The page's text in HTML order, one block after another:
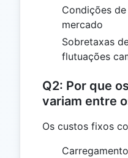
Condições
mercado
Sobretaxas
flutuações
Q2: Por que
variam entre
Os custos fixos